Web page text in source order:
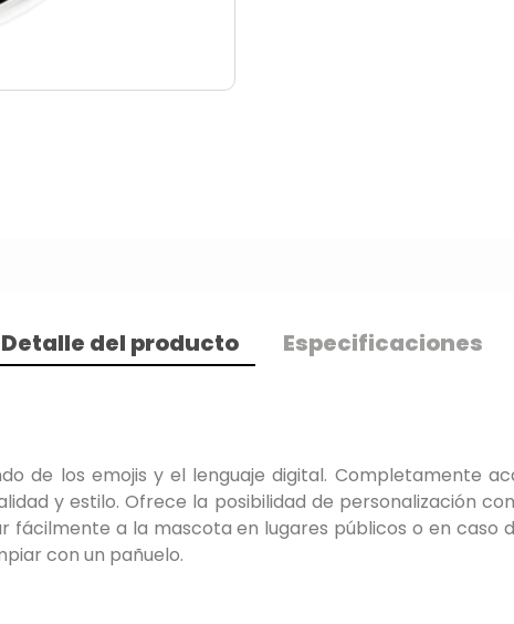
Detalle del producto Especificaciones
de los emojis y el lenguaje digital. Completamente
y estilo. Ofrece la posibilidad de personalización
fácilmente a la mascota en lugares públicos o en caso
con un pañuelo.